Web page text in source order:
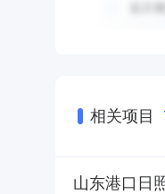
相关项目
山东港口日